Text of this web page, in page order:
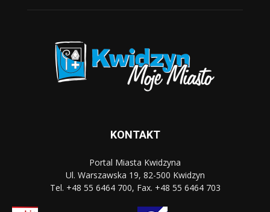
KONTAKT
Portal Miasta Kwidzyna
Ul. Warszawska 19, 82-500 Kwidzyn
Tel. +48 55 6464 700, Fax. +48 55 6464 703